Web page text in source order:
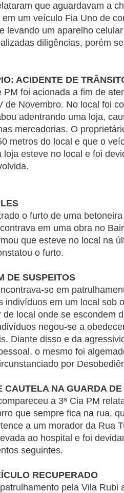
que aguardavam a
um veículo Fia Uno de
levando um aparelho
diligências, porém
ACIDENTE DE
PM foi acionada a fim de
de Novembro. No local foi
adentrando uma loja,
mercadorias. O
metros do local e que o
loja esteve no local e foi
o furto de uma
em uma obra no
que esteve no local na
o furto.
DE SUSPEITOS
se em
indivíduos em um local sob
local onde se escondem
negou-se a
Diante disso e da
o mesmo foi
por
CAUTELA NA GUARDA
a 3ª Cia PM
que sempre fica na rua,
a um morador da Rua
ao hospital e foi
seguintes.
RECUPERADO
pela Vila Rubi